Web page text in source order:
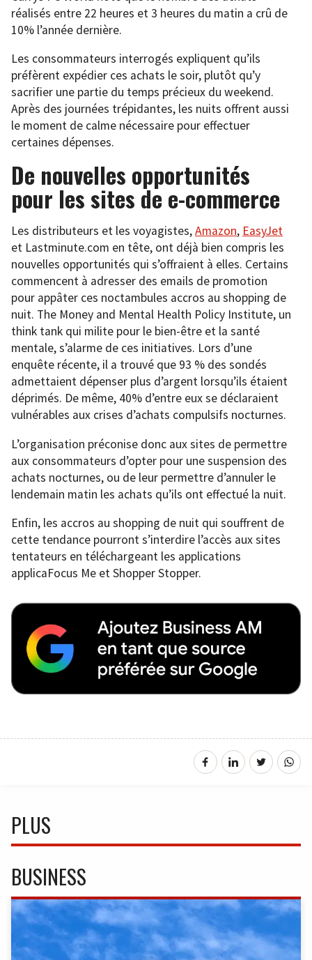
réalisés entre 22 heures et 3 heures du matin a crû de
10% l’année dernière.
Les consommateurs interrogés expliquent qu’ils
préfèrent expédier ces achats le soir, plutôt qu’y
sacrifier une partie du temps précieux du weekend.
Après des journées trépidantes, les nuits offrent aussi
le moment de calme nécessaire pour effectuer
certaines dépenses.
De nouvelles opportunités
pour les sites de e-commerce
Les distributeurs et les voyagistes,Amazon, EasyJet
et Lastminute.com en tête, ont déjà bien compris les
nouvelles opportunités qui s’offraient à elles. Certains
commencent à adresser des emails de promotion
pour appâter ces noctambules accros au shopping de
nuit. The Money and Mental Health Policy Institute, un
think tank qui milite pour le bien-être et la santé
mentale, s’alarme de ces initiatives. Lors d’une
enquête récente, il a trouvé que 93 % des sondés
admettaient dépenser plus d’argent lorsqu’ils étaient
déprimés. De même, 40% d’entre eux se déclaraient
vulnérables aux crises d’achats compulsifs nocturnes.
L’organisation préconise donc aux sites de permettre
aux consommateurs d’opter pour une suspension des
achats nocturnes, ou de leur permettre d’annuler le
lendemain matin les achats qu’ils ont effectué la nuit.
Enfin, les accros au shopping de nuit qui souffrent de
cette tendance pourront s’interdire l’accès aux sites
tentateurs en téléchargeant les applications
applicaFocus Me et Shopper Stopper.
PLUS
BUSINESS